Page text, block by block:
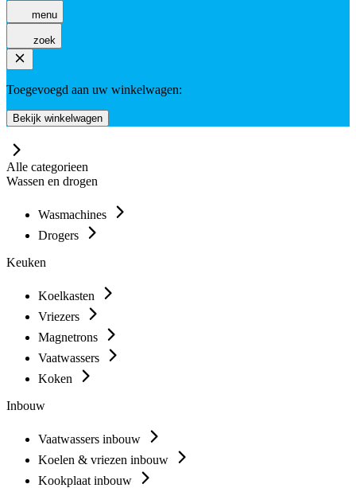
menu
zoek
Toegevoegd aan uw winkelwagen:
Bekijk winkelwagen
Alle categorieen
Wassen en drogen
Wasmachines
Drogers
Keuken
Koelkasten
Vriezers
Magnetrons
Vaatwassers
Koken
Inbouw
Vaatwassers inbouw
Koelen & vriezen inbouw
Kookplaat inbouw